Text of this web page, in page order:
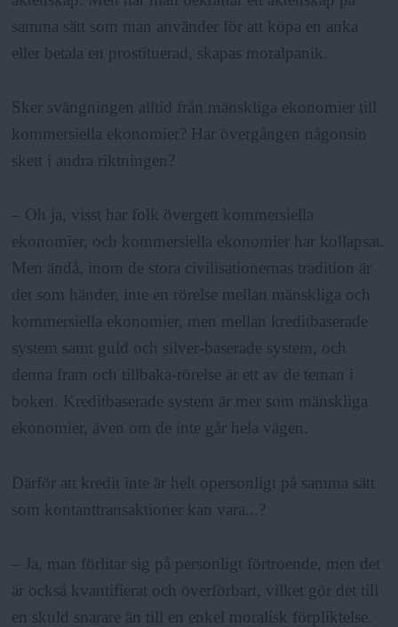
samma sätt som man använder för att köpa en anka
eller betala en prostituerad, skapas moralpanik.
Sker svängningen alltid från mänskliga ekonomier till
kommersiella ekonomier? Har övergången någonsin
skett i andra riktningen?
– Oh ja, visst har folk övergett kommersiella
ekonomier, och kommersiella ekonomier har kollapsat.
Men ändå, inom de stora civilisationernas tradition är
det som händer, inte en rörelse mellan mänskliga och
kommersiella ekonomier, men mellan kreditbaserade
system samt guld och silver-baserade system, och
denna fram och tillbaka-rörelse är ett av de teman i
boken. Kreditbaserade system är mer som mänskliga
ekonomier, även om de inte går hela vägen.
Därför att kredit inte är helt opersonligt på samma sätt
som kontanttransaktioner kan vara...?
– Ja, man förlitar sig på personligt förtroende, men det
är också kvantifierat och överförbart, vilket gör det till
en skuld snarare än till en enkel moralisk förpliktelse.